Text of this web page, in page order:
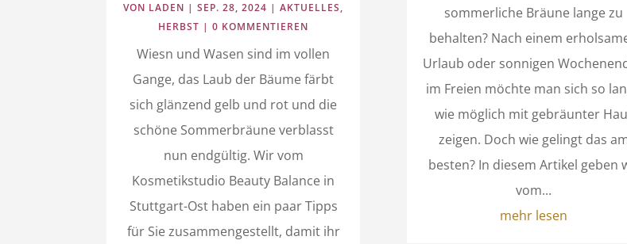
VON LADEN |SEP. 28, 2024 |AKTUELLES,
HERBST | 0 KOMMENTIEREN
Wiesn und Wasen sind im vollen
Gange, das Laub der Bäume färbt
sich glänzend gelb und rot und die
schöne Sommerbräune verblasst
nun endgültig. Wir vom
Kosmetikstudio Beauty Balance in
Stuttgart-Ost haben ein paar Tipps
für Sie zusammengestellt, damit ihr
sommerliche Bräune lange zu
behalten? Nach einem
Urlaub oder sonnigen
im Freien möchte man sich so
wie möglich mit gebräunter
zeigen. Doch wie gelingt das
besten? In diesem Artikel geben
vom...
mehr lesen